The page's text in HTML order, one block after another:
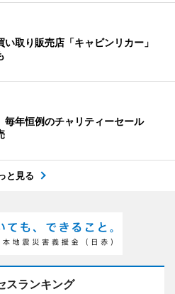
い取り販売店「キャビンリカー」
毎年恒例のチャリティーセール
と見る
スランキング